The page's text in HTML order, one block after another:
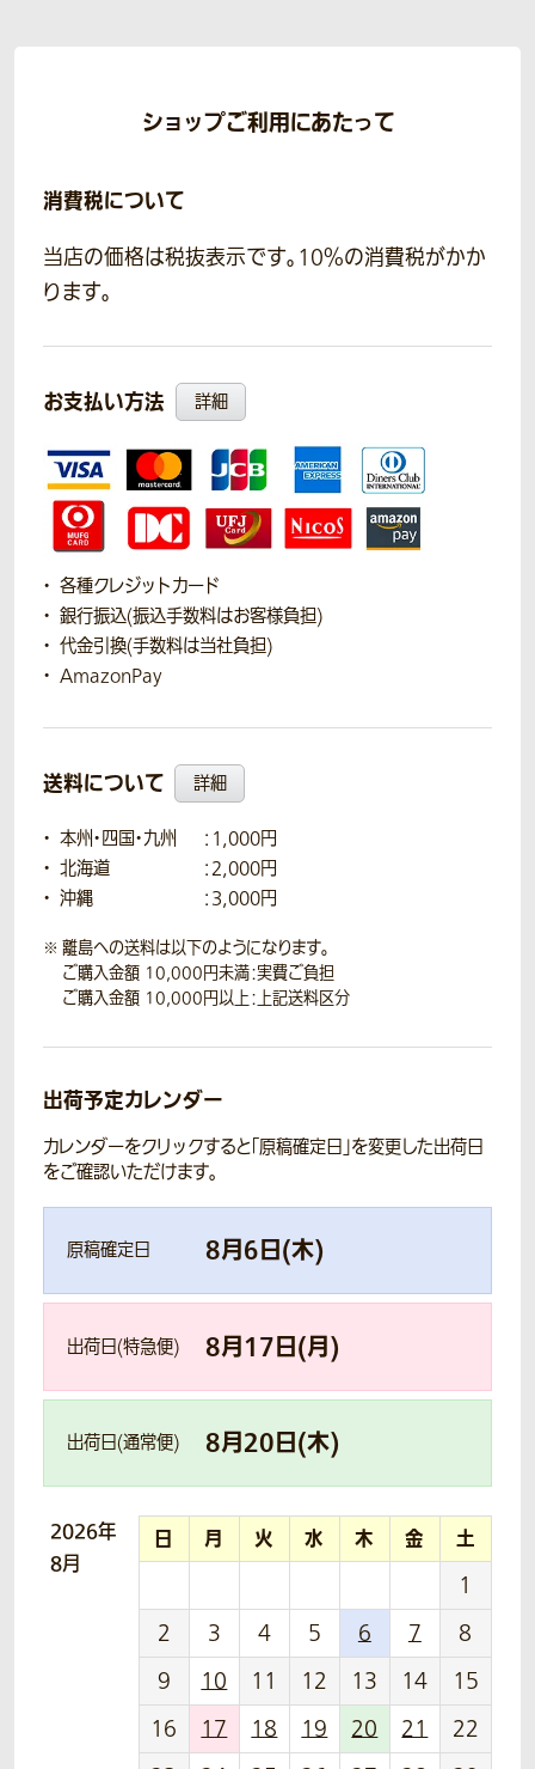
ショップご利用にあたって
消費税について
当店の価格は税抜表示です。10％の消費税がかか
ります。
お支払い方法 詳細
各種クレジットカード
銀行振込(振込手数料はお客様負担)
代金引換(手数料は当社負担)
AmazonPay
送料について 詳細
本州・四国・九州
：1,000円
北海道
：2,000円
沖縄
：3,000円
離島への送料は以下のようになります。
ご購入金額 10,000円未満：実費ご負担
ご購入金額 10,000円以上：上記送料区分
出荷予定カレンダー
カレンダーをクリックすると「原稿確定日」を変更した出荷日
をご確認いただけます。
原稿確定日 8月6日(木)
出荷日(特急便) 8月17日(月)
出荷日(通常便) 8月20日(木)
2026年
8月
日 月 火 水 木 金 土
1
2
3 4 5 6 7
8
9
10 11 12 13 14
15
16
17 18 19 20 21
22